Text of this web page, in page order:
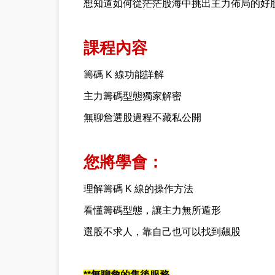
想知道如何從茫茫股海中挑出主力佈局的好
課程內容
籌碼 K 線功能詳解
主力籌碼型態獨家解密
無聊詹選股過程不藏私公開
您將學會：
理解籌碼 K 線的操作方法
看懂籌碼型態，讓主力無所遁形
選股不求人，靠自己也可以找到飆股